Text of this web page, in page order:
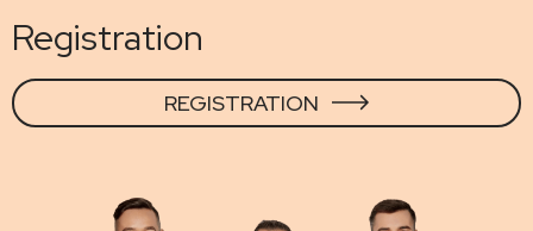
Registration
REGISTRATION